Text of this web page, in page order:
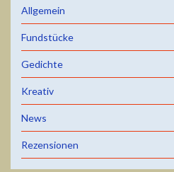
Allgemein
Fundstücke
Gedichte
Kreativ
News
Rezensionen